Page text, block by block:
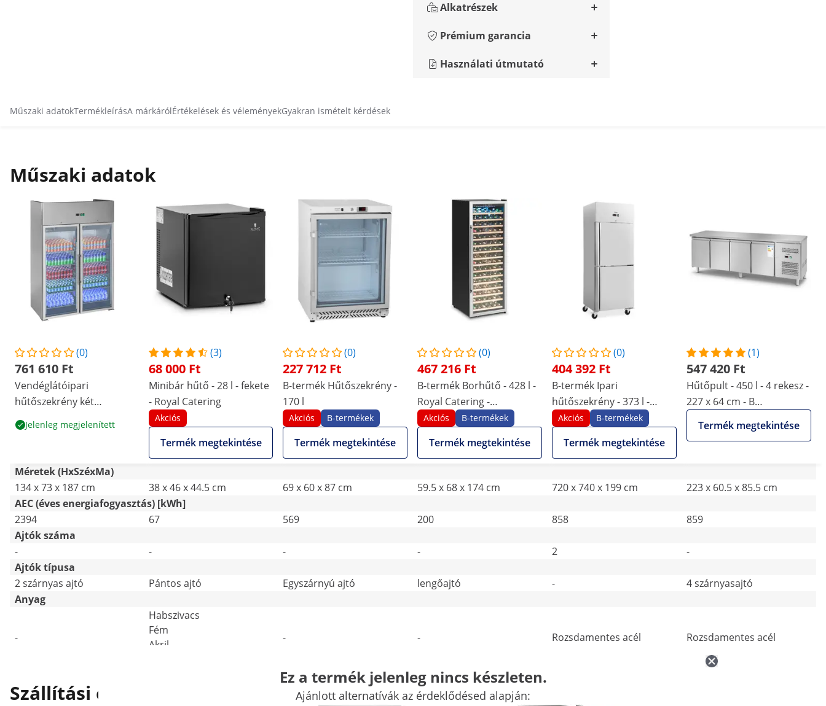
Alkatrészek
Prémium garancia
Használati útmutató
Műszaki adatokTermékleírásA márkárólÉrtékelések és véleményekGyakran ismételt kérdések
Műszaki adatok
(0)
761 610 Ft
Vendéglátóipari
hűtőszekrény két
üvegajtóval - 984 l
Jelenleg megjelenített
(3)
68 000 Ft
Minibár hűtő - 28 l - fekete
- Royal Catering
Akciós
Termék megtekintése
(0)
227 712 Ft
B-termék Hűtőszekrény -
170 l
Akciós B-termékek
Termék megtekintése
(0)
467 216 Ft
B-termék Borhűtő - 428 l -
Royal Catering -
porbevonatú acél
Akciós B-termékek
Termék megtekintése
(0)
404 392 Ft
B-termék Ipari
hűtőszekrény - 373 l -
rozsdamentes acél - 2 ajtó
- 4 görgő - zárható - Royal
Catering
Akciós B-termékek
Termék megtekintése
(1)
547 420 Ft
Hűtőpult - 450 l - 4 rekesz -
227 x 64 cm - B
rozsdamentes acél - Royal
Termék megtekintése
Méretek (HxSzéxMa)
134 x 73 x 187 cm
38 x 46 x 44.5 cm 69 x 60 x 87 cm 59.5 x 68 x 174 cm 720 x 740 x 199 cm
223 x 60.5 x 85.5 cm
AEC (éves energiafogyasztás) [kWh]
2394
67 569 200 858
859
Ajtók száma
-
- - - 2
-
Ajtók típusa
2 szárnyas ajtó
Pántos ajtó Egyszárnyú ajtó lengőajtó -
4 szárnyasajtó
Anyag
-
Habszivacs
Fém
Akril
- - Rozsdamentes acél Rozsdamentes acél
További jellemzők összehasonlítása
Szállítási csomag
Ez a termék jelenleg nincs készleten.
Ajánlott alternatívák az érdeklődésed alapján: